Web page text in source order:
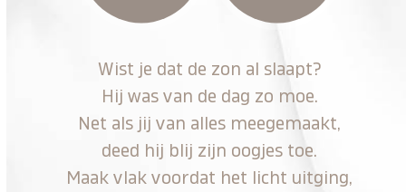
Wist je dat de zon al slaapt?
Hij was van de dag zo moe.
Net als jij van alles meegemaakt,
deed hij blij zijn oogjes toe.
Maak vlak voordat het licht uitging,